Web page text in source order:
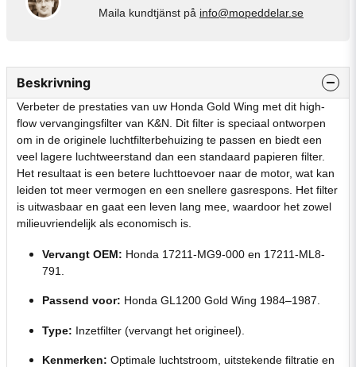
Maila kundtjänst på info@mopeddelar.se
Beskrivning
Verbeter de prestaties van uw Honda Gold Wing met dit high-
flow vervangingsfilter van K&N. Dit filter is speciaal ontworpen
om in de originele luchtfilterbehuizing te passen en biedt een
veel lagere luchtweerstand dan een standaard papieren filter.
Het resultaat is een betere luchttoevoer naar de motor, wat kan
leiden tot meer vermogen en een snellere gasrespons. Het filter
is uitwasbaar en gaat een leven lang mee, waardoor het zowel
milieuvriendelijk als economisch is.
Vervangt OEM: Honda 17211-MG9-000 en 17211-ML8-
791.
Passend voor: Honda GL1200 Gold Wing 1984–1987.
Type: Inzetfilter (vervangt het origineel).
Kenmerken: Optimale luchtstroom, uitstekende filtratie en